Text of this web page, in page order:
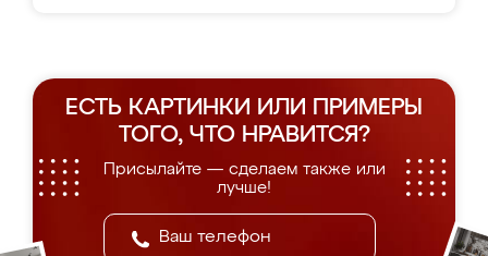
ЕСТЬ КАРТИНКИ ИЛИ ПРИМЕРЫ
ТОГО, ЧТО НРАВИТСЯ?
Присылайте — сделаем также или
лучше!